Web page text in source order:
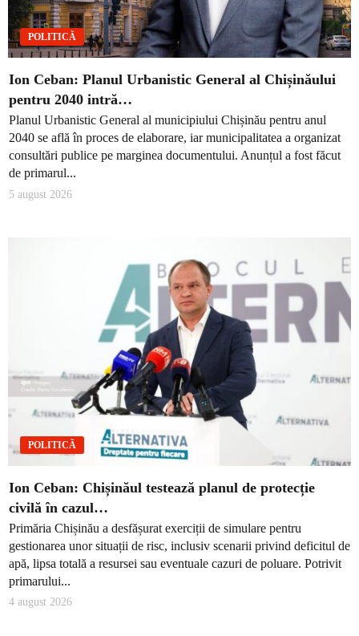
POLITICĂ
Ion Ceban: Planul Urbanistic General al Chișinăului
pentru 2040 intră…
Planul Urbanistic General al municipiului Chișinău pentru anul
2040 se află în proces de elaborare, iar municipalitatea a organizat
consultări publice pe marginea documentului. Anunțul a fost făcut
de primarul...
5 august 2026
POLITICĂ
Ion Ceban: Chișinăul testează planul de protecție
civilă în cazul…
Primăria Chișinău a desfășurat exerciții de simulare pentru
gestionarea unor situații de risc, inclusiv scenarii privind deficitul de
apă, lipsa totală a resursei sau eventuale cazuri de poluare. Potrivit
primarului...
4 august 2026